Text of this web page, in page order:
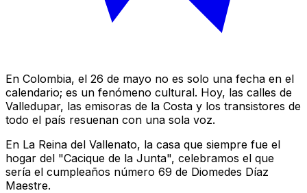
En Colombia, el 26 de mayo no es solo una fecha en el
calendario; es un fenómeno cultural. Hoy, las calles de
Valledupar, las emisoras de la Costa y los transistores de
todo el país resuenan con una sola voz.
En La Reina del Vallenato, la casa que siempre fue el
hogar del "Cacique de la Junta", celebramos el que
sería el cumpleaños número 69 de Diomedes Díaz
Maestre.